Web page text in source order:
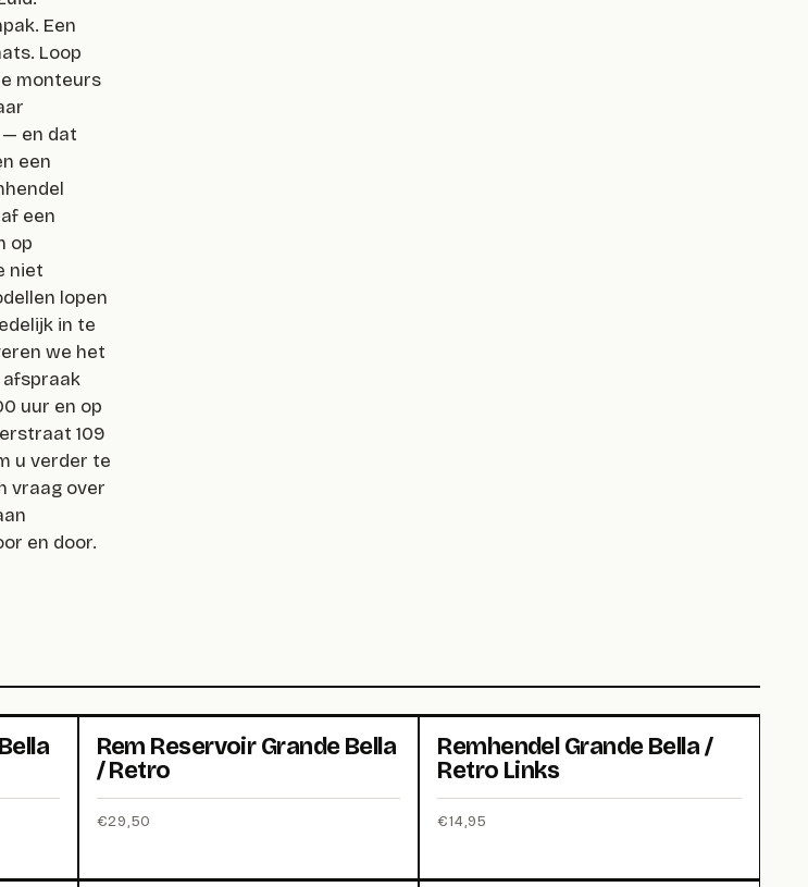
Een
Loop
monteurs
en dat
een
een
op
niet
lopen
in te
we het
uur en op
109
u verder te
vraag over
en door.
Rem Reservoir Grande Bella
/ Retro
€29,50
Remhendel Grande Bella /
Retro Links
€14,95